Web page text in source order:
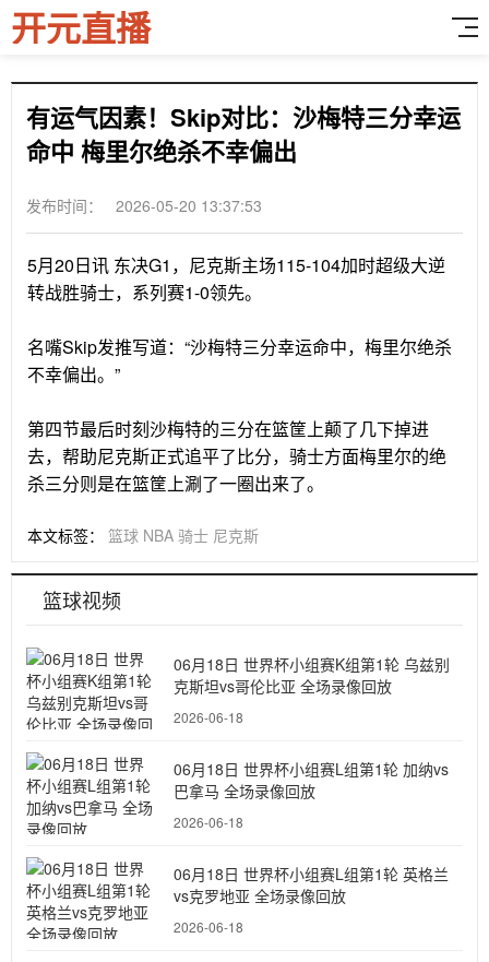
开元直播
有运气因素！Skip对比：沙梅特三分幸运
命中 梅里尔绝杀不幸偏出
发布时间： 2026-05-20 13:37:53
5月20日讯 东决G1，尼克斯主场115-104加时超级大逆
转战胜骑士，系列赛1-0领先。
名嘴Skip发推写道：“沙梅特三分幸运命中，梅里尔绝杀
不幸偏出。”
第四节最后时刻沙梅特的三分在篮筐上颠了几下掉进
去，帮助尼克斯正式追平了比分，骑士方面梅里尔的绝
杀三分则是在篮筐上涮了一圈出来了。
本文标签： 篮球 NBA 骑士 尼克斯
篮球视频
06月18日 世界杯小组赛K组第1轮 乌兹别
克斯坦vs哥伦比亚 全场录像回放
2026-06-18
06月18日 世界杯小组赛L组第1轮 加纳vs
巴拿马 全场录像回放
2026-06-18
06月18日 世界杯小组赛L组第1轮 英格兰
vs克罗地亚 全场录像回放
2026-06-18